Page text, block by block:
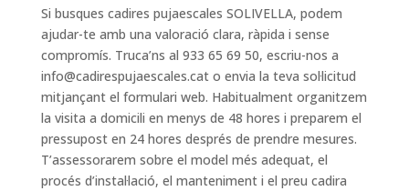
Si busques cadires pujaescales SOLIVELLA, podem
ajudar-te amb una valoració clara, ràpida i sense
compromís. Truca’ns al 933 65 69 50, escriu-nos a
info@cadirespujaescales.cato envia la teva sol·licitud
mitjançant el formulari web. Habitualment organitzem
la visita a domicili en menys de 48 hores i preparem el
pressupost en 24 hores després de prendre mesures.
T’assessorarem sobre el model més adequat, el
procés d’instal·lació, el manteniment i el preu cadira